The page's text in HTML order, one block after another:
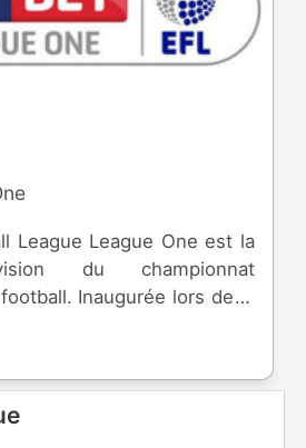
League League One est la
du championnat
Inaugurée lors de la
League ( fondée en
League. Le nom de
2004. Sur les 24
les meilleures du